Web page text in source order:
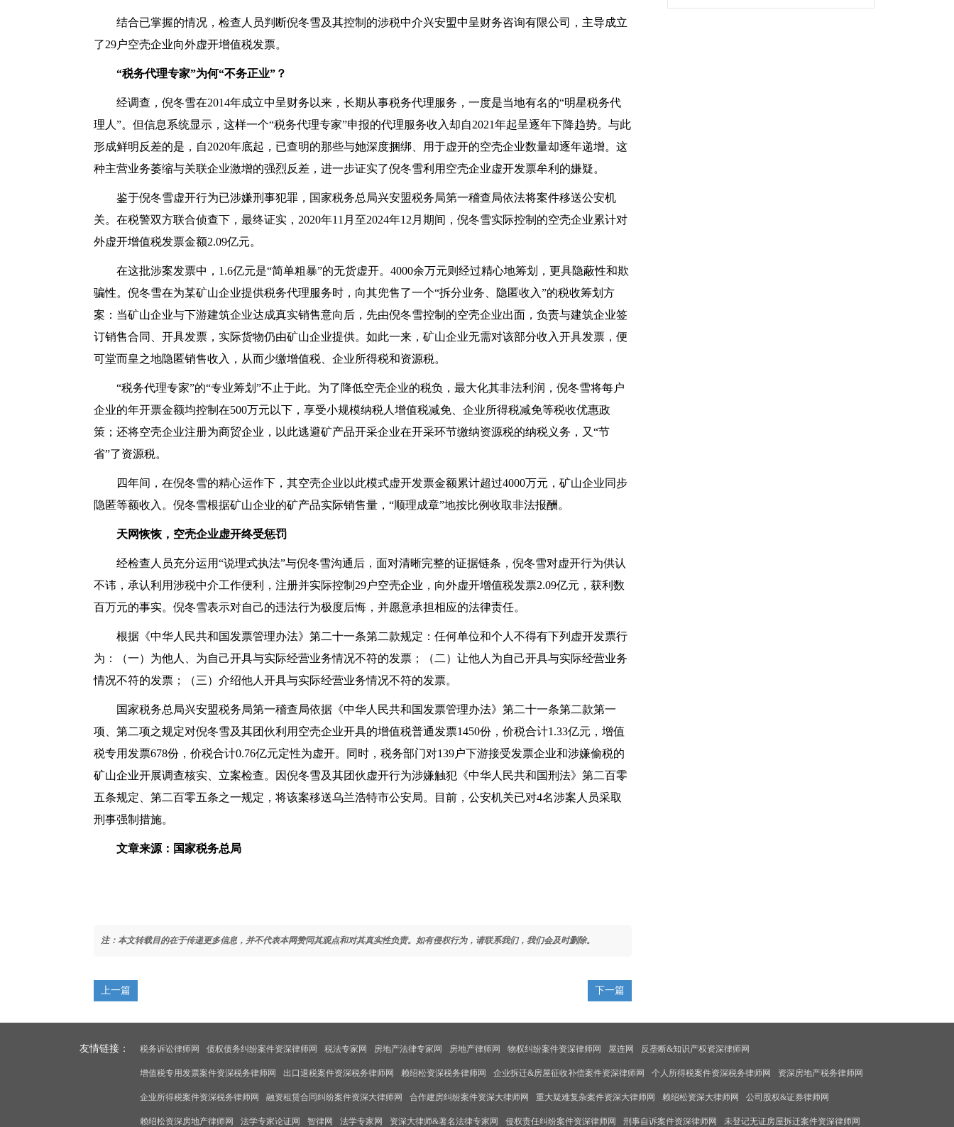
结合已掌握的情况，检查人员判断倪冬雪及其控制的涉税中介兴安盟中呈财务咨询有限公司，主导成立
了29户空壳企业向外虚开增值税发票。
“税务代理专家”为何“不务正业”？
经调查，倪冬雪在2014年成立中呈财务以来，长期从事税务代理服务，一度是当地有名的“明星税务代
理人”。但信息系统显示，这样一个“税务代理专家”申报的代理服务收入却自2021年起呈逐年下降趋势。与此
形成鲜明反差的是，自2020年底起，已查明的那些与她深度捆绑、用于虚开的空壳企业数量却逐年递增。这
种主营业务萎缩与关联企业激增的强烈反差，进一步证实了倪冬雪利用空壳企业虚开发票牟利的嫌疑。
鉴于倪冬雪虚开行为已涉嫌刑事犯罪，国家税务总局兴安盟税务局第一稽查局依法将案件移送公安机
关。在税警双方联合侦查下，最终证实， 2020年11月至2024年12月期间，倪冬雪实际控制的空壳企业累计对
外虚开增值税发票金额2.09亿元。
在这批涉案发票中， 1.6亿元是“简单粗暴”的无货虚开。4000余万元则经过精心地筹划，更具隐蔽性和欺
骗性。倪冬雪在为某矿山企业提供税务代理服务时，向其兜售了一个“拆分业务、隐匿收入”的税收筹划方
案：当矿山企业与下游建筑企业达成真实销售意向后，先由倪冬雪控制的空壳企业出面，负责与建筑企业签
订销售合同、开具发票，实际货物仍由矿山企业提供。如此一来，矿山企业无需对该部分收入开具发票，便
可堂而皇之地隐匿销售收入，从而少缴增值税、企业所得税和资源税。
“税务代理专家”的“专业筹划”不止于此。为了降低空壳企业的税负，最大化其非法利润，倪冬雪将每户
企业的年开票金额均控制在500万元以下，享受小规模纳税人增值税减免、企业所得税减免等税收优惠政
策；还将空壳企业注册为商贸企业，以此逃避矿产品开采企业在开采环节缴纳资源税的纳税义务，又“节
省”了资源税。
四年间，在倪冬雪的精心运作下，其空壳企业以此模式虚开发票金额累计超过4000万元，矿山企业同步
隐匿等额收入。倪冬雪根据矿山企业的矿产品实际销售量，“顺理成章”地按比例收取非法报酬。
天网恢恢，空壳企业虚开终受惩罚
经检查人员充分运用“说理式执法”与倪冬雪沟通后，面对清晰完整的证据链条，倪冬雪对虚开行为供认
不讳，承认利用涉税中介工作便利，注册并实际控制29户空壳企业，向外虚开增值税发票2.09亿元，获利数
百万元的事实。倪冬雪表示对自己的违法行为极度后悔，并愿意承担相应的法律责任。
根据《中华人民共和国发票管理办法》第二十一条第二款规定：任何单位和个人不得有下列虚开发票行
为：（一）为他人、为自己开具与实际经营业务情况不符的发票；（二）让他人为自己开具与实际经营业务
情况不符的发票；（三）介绍他人开具与实际经营业务情况不符的发票。
国家税务总局兴安盟税务局第一稽查局依据《中华人民共和国发票管理办法》第二十一条第二款第一
项、第二项之规定对倪冬雪及其团伙利用空壳企业开具的增值税普通发票1450份，价税合计1.33亿元，增值
税专用发票678份，价税合计0.76亿元定性为虚开。同时，税务部门对139户下游接受发票企业和涉嫌偷税的
矿山企业开展调查核实、立案检查。因倪冬雪及其团伙虚开行为涉嫌触犯《中华人民共和国刑法》第二百零
五条规定、第二百零五条之一规定，将该案移送乌兰浩特市公安局。目前，公安机关已对4名涉案人员采取
刑事强制措施。
文章来源：国家税务总局
注：本文转载目的在于传递更多信息，并不代表本网赞同其观点和对其真实性负责。如有侵权行为，请联系我们，我们会及时删除。
上一篇 下一篇
友情链接： 税务诉讼律师网 债权债务纠纷案件资深律师网 税法专家网 房地产法律专家网 房地产律师网 物权纠纷案件资深律师网 屋连网 反垄断&知识产权资深律师网
增值税专用发票案件资深税务律师网 出口退税案件资深税务律师网 赖绍松资深税务律师网 企业拆迁&房屋征收补偿案件资深律师网 个人所得税案件资深税务律师网 资深房地产税务律师网
企业所得税案件资深税务律师网 融资租赁合同纠纷案件资深大律师网 合作建房纠纷案件资深大律师网 重大疑难复杂案件资深大律师网 赖绍松资深大律师网 公司股权&证券律师网
赖绍松资深房地产律师网 法学专家论证网 智律网 法学专家网 资深大律师&著名法律专家网 侵权责任纠纷案件资深律师网 刑事自诉案件资深律师网 未登记无证房屋拆迁案件资深律师网